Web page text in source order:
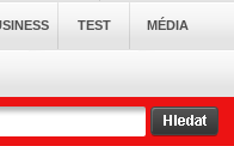
TEST MÉDIA